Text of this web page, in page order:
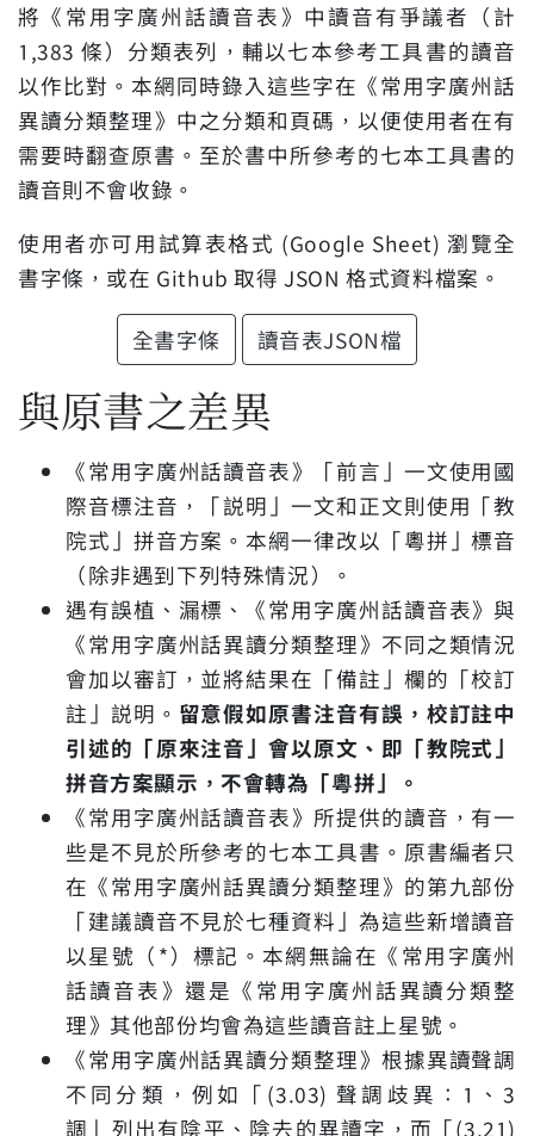
將《常用字廣州話讀音表》中讀音有爭議者（計
1,383 條）分類表列，輔以七本參考工具書的讀音
以作比對。本網同時錄入這些字在《常用字廣州話
異讀分類整理》中之分類和頁碼，以便使用者在有
需要時翻查原書。至於書中所參考的七本工具書的
讀音則不會收錄。
使用者亦可用試算表格式 (Google Sheet) 瀏覽全
書字條，或在 Github 取得 JSON 格式資料檔案。
全書字條 讀音表JSON檔
與原書之差異
《常用字廣州話讀音表》「前言」一文使用國
際音標注音，「説明」一文和正文則使用「教
院式」拼音方案。本網一律改以「粵拼」標音
（除非遇到下列特殊情況）。
遇有誤植、漏標、《常用字廣州話讀音表》與
《常用字廣州話異讀分類整理》不同之類情況
會加以審訂，並將結果在「備註」欄的「校訂
註」説明。 留意假如原書注音有誤，校訂註中
引述的「原來注音」會以原文、即「教院式」
拼音方案顯示，不會轉為「粵拼」。
《常用字廣州話讀音表》所提供的讀音，有一
些是不見於所參考的七本工具書。原書編者只
在《常用字廣州話異讀分類整理》的第九部份
「建議讀音不見於七種資料」為這些新增讀音
以星號（*）標記。本網無論在《常用字廣州
話讀音表》還是《常用字廣州話異讀分類整
理》其他部份均會為這些讀音註上星號。
《常用字廣州話異讀分類整理》根據異讀聲調
不同分類，例如「(3.03) 聲調歧異：1、3
調」列出有陰平、陰去的異讀字，而「(3.21)